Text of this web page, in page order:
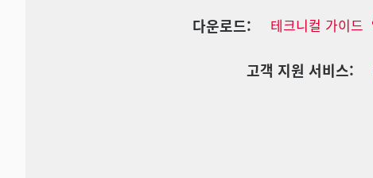
다운로드: 테크니컬 가이드
고객 지원 서비스: